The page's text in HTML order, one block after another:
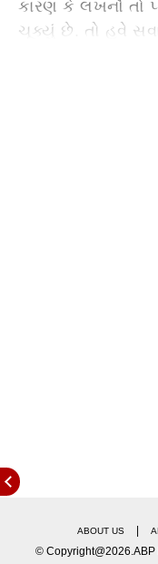
કારણ કે લખનૌ તો
ચૂક્યું છે. તો હવે
લખનૌ સામે
ABOUT US
© Copyright@2026.ABP